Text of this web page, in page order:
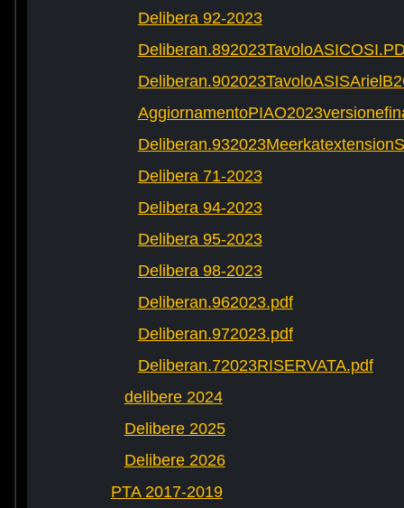
Delibera 92-2023
Delibera 71-2023
Delibera 94-2023
Delibera 95-2023
Delibera 98-2023
Deliberan.962023.pdf
Deliberan.972023.pdf
Deliberan.72023RISERVATA.pdf
delibere 2024
Delibere 2025
Delibere 2026
PTA 2017-2019